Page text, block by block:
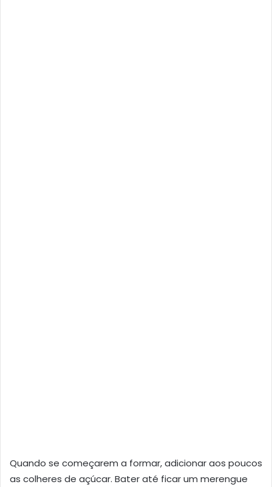
Quando se começarem a formar, adicionar aos poucos
as colheres de açúcar. Bater até ficar um merengue